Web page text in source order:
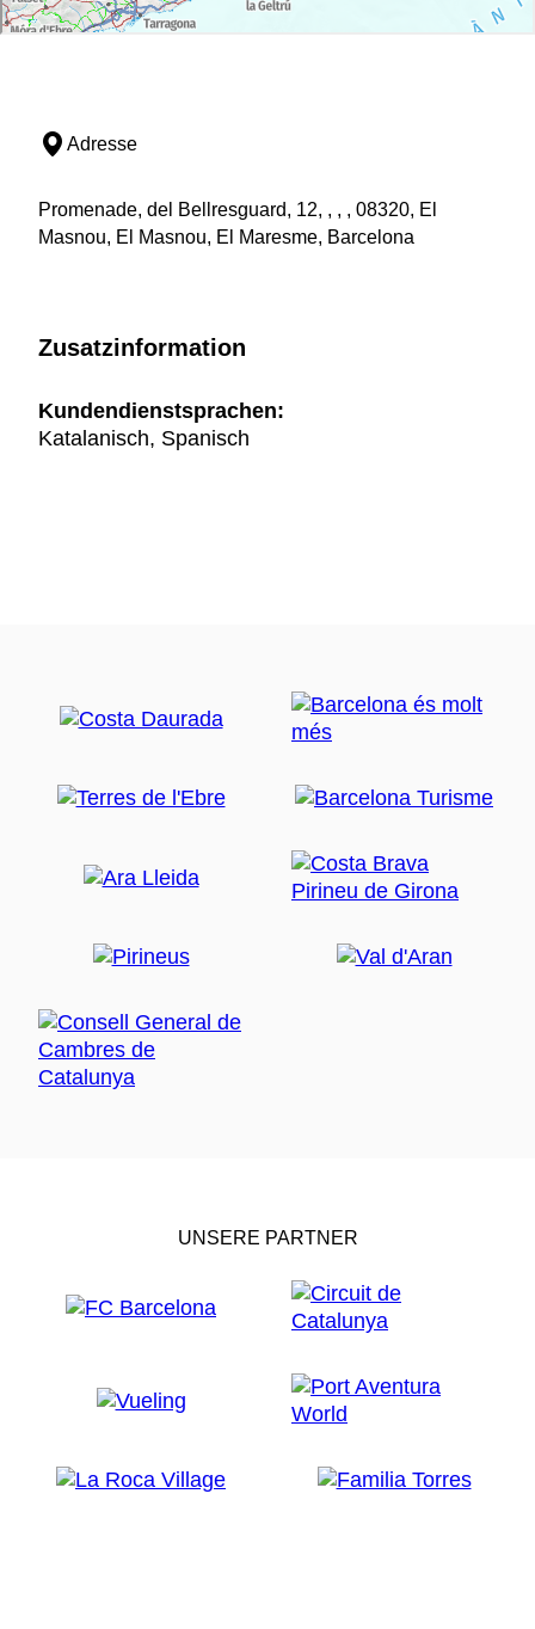
Adresse
Promenade, del Bellresguard, 12, , , , 08320, El
Masnou, El Masnou, El Maresme, Barcelona
Zusatzinformation
Kundendienstsprachen:
Katalanisch, Spanisch
UNSERE PARTNER